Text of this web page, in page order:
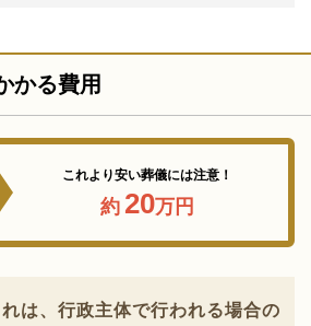
かる費用
これより安い葬儀には注意！
約 20万円
れは、行政主体で行われる場合の